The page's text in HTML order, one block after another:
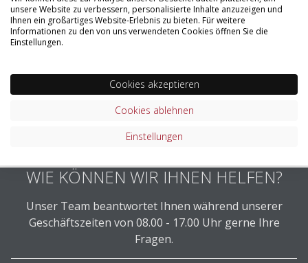
WIE KÖNNEN WIR IHNEN HELFEN?
Unser Team beantwortet Ihnen während unserer
Geschäftszeiten von 08.00 - 17.00 Uhr gerne Ihre
Fragen.
unsere Website zu verbessern, personalisierte Inhalte anzuzeigen und
Ihnen ein großartiges Website-Erlebnis zu bieten. Für weitere
Informationen zu den von uns verwendeten Cookies öffnen Sie die
Einstellungen.
Cookies akzeptieren
Cookies ablehnen
Einstellungen